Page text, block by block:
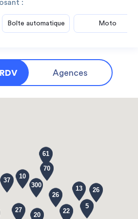
:
Boîte automatique Moto
Agences
70
26
37
20
22
300
27
13
61
26
10
5